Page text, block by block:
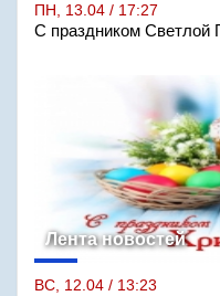
ПН, 13.04 / 17:27
С праздником Светлой
Лента новостей
ВС, 12.04 / 13:23